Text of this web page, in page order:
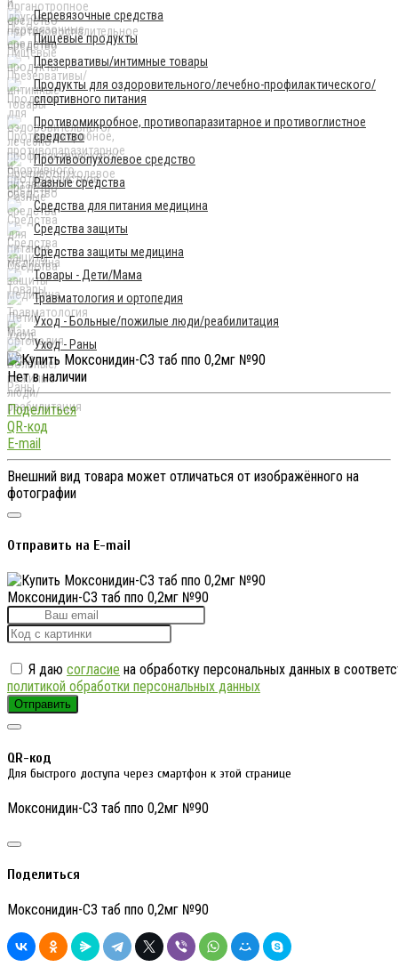
Перевязочные средства
Пищевые продукты
Презервативы/интимные товары
Продукты для оздоровительного/лечебно-профилактического/
спортивного питания
Противомикробное, противопаразитарное и противоглистное
средство
Противоопухолевое средство
Разные средства
Средства для питания медицина
Средства защиты
Средства защиты медицина
Товары - Дети/Мама
Травматология и ортопедия
Уход - Больные/пожилые люди/реабилитация
Уход - Раны
Нет в наличии
Поделиться
QR-код
E-mail
Внешний вид товара может отличаться от изображённого на
фотографии
Отправить на E-mail
Моксонидин-СЗ таб ппо 0,2мг №90
Я даю согласие на обработку персональных данных в
политикой обработки персональных данных
Отправить
QR-код
Для быстрого доступа через смартфон к этой странице
Моксонидин-СЗ таб ппо 0,2мг №90
Поделиться
Моксонидин-СЗ таб ппо 0,2мг №90